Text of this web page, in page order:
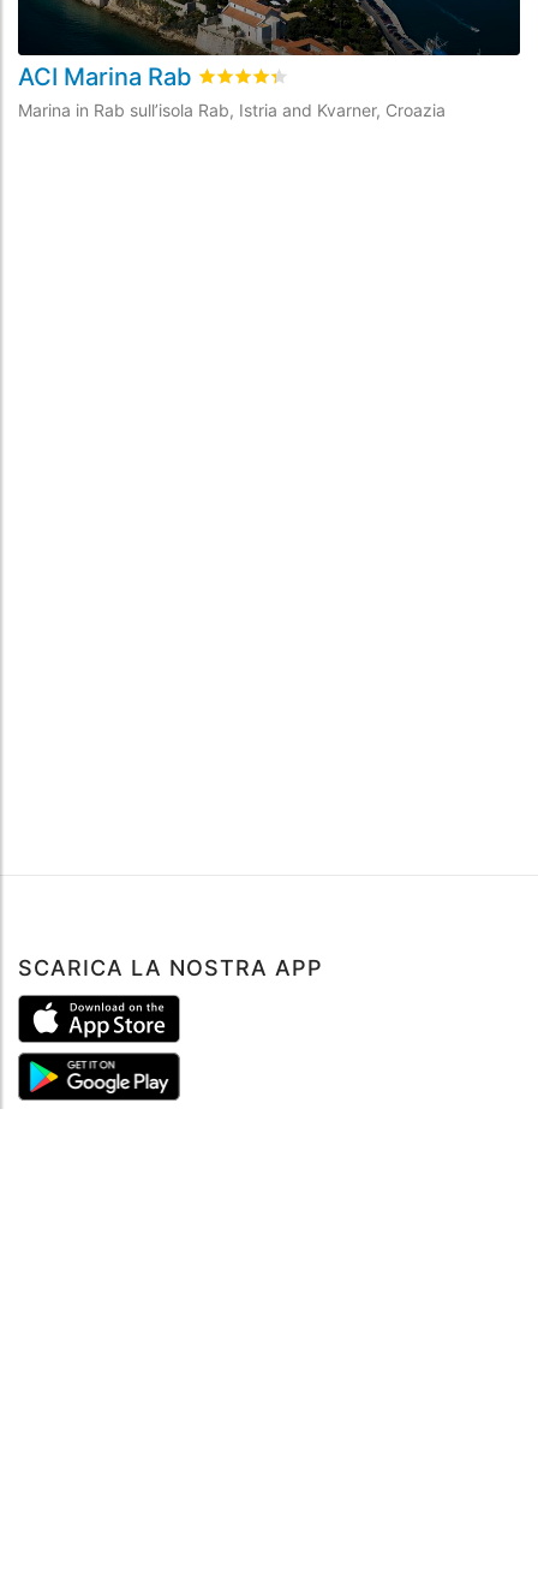
ACI Marina Rab Valutato4.3
Marina in Rab sull’isola Rab, Istria and Kvarner, Croazia
SCARICA LA NOSTRA APP